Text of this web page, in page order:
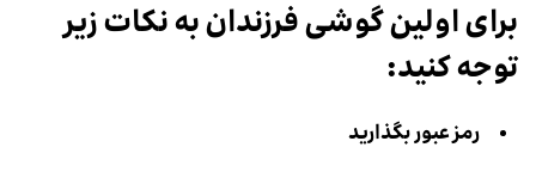
برای اولین گوشی فرزندان به نکات زیر
توجه کنید:
رمز عبور بگذارید